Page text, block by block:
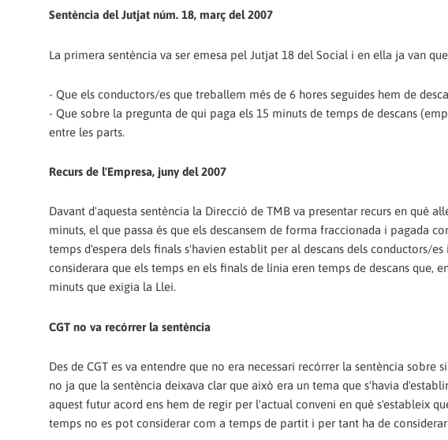
Sentència del Jutjat núm. 18, març del 2007
La primera sentència va ser emesa pel Jutjat 18 del Social i en ella ja van
- Que els conductors/es que treballem més de 6 hores seguides hem de
- Que sobre la pregunta de qui paga els 15 minuts de temps de descans
entre les parts.
Recurs de l'Empresa, juny del 2007
Davant d'aquesta sentència la Direcció de TMB va presentar recurs en què
minuts, el que passa és que els descansem de forma fraccionada i pagada
temps d'espera dels finals s'havien establit per al descans dels conductors/
considerara que els temps en els finals de línia eren temps de descans que,
minuts que exigia la Llei.
CGT no va recórrer la sentència
Des de CGT es va entendre que no era necessari recórrer la sentència
no ja que la sentència deixava clar que això era un tema que s'havia
aquest futur acord ens hem de regir per l'actual conveni en què s'estableix
temps no es pot considerar com a temps de partit i per tant ha de